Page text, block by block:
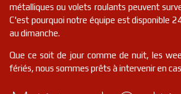
métalliques ou volets roulants peuvent
C'est pourquoi notre équipe est disponible
au dimanche.
Que ce soit de jour comme de nuit, les
fériés, nous sommes prêts à intervenir en